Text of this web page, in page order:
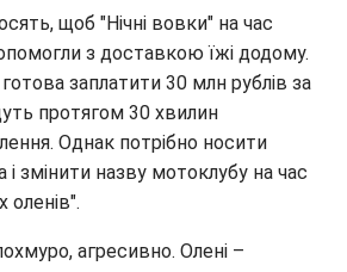
щоб "Нічні вовки" на час
з доставкою їжі додому.
заплатити 30 млн рублів за
протягом 30 хвилин
Однак потрібно носити
змінити назву мотоклубу на час
оленів".
агресивно. Олені –